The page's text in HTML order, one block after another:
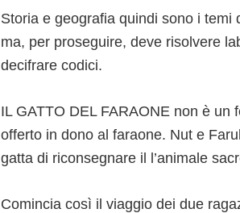
Storia e geografia quindi sono i
ma, per proseguire, deve risolvere
decifrare codici.
IL GATTO DEL FARAONE non è
offerto in dono al faraone. Nut e
gatta di riconsegnare il l’animale
Comincia così il viaggio dei due